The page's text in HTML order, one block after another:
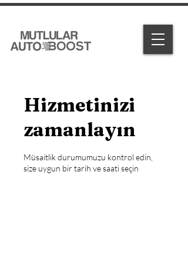
Hizmetinizi
zamanlayın
Müsaitlik durumumuzu kontrol edin,
size uygun bir tarih ve saati seçin